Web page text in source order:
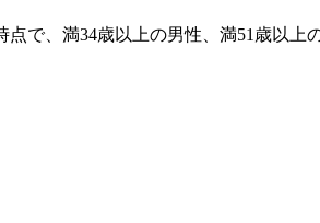
で、満34歳以上の男性、満51歳以上